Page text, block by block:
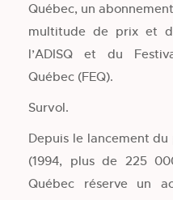
Québec, un
multitude de prix et
l’ADISQ et du
Québec (FEQ).
Survol.
Depuis le lancement du
(1994, plus de 225
Québec réserve un